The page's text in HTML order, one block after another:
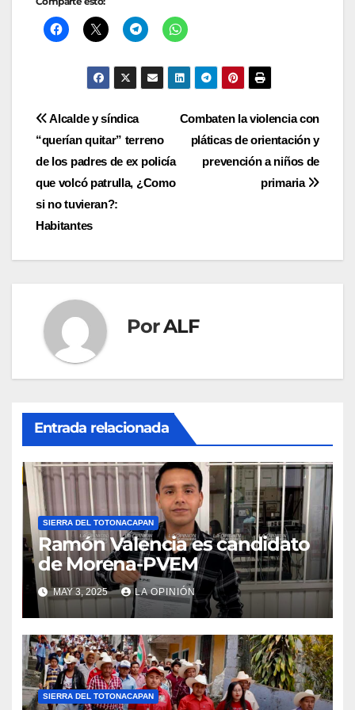
Navegación
de
entradas
Combaten la violencia con
pláticas de orientación y
prevención a niños de
primaria
Alcalde y síndica
“querían quitar” terreno
de los padres de ex policía
que volcó patrulla, ¿Como
si no tuvieran?:
Habitantes
PorALF
Entrada relacionada
SIERRA DEL TOTONACAPAN
Ramón Valencia es candidato
de Morena-PVEM
MAY 3, 2025 LA OPINIÓN
SIERRA DEL TOTONACAPAN